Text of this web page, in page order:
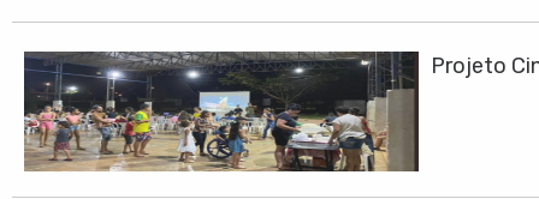
Projeto